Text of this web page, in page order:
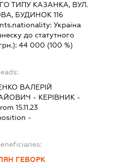
ТИПУ КАЗАНКА, ВУЛ.
БУДИНОК 116
Україна
до статутного
44 000 (100 %)
ВАЛЕРІЙ
- КЕРІВНИК-
15.11.23
-
ГЕВОРК